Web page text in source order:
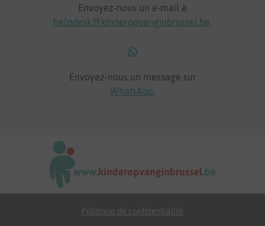
Envoyez-nous un e-mail à
helpdesk@kinderopvanginbrussel.be
Envoyez-nous un message sur
WhatsApp
Politique de confidentialité